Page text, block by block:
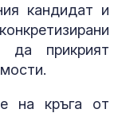
кандидат и
да прикрият
на кръга от